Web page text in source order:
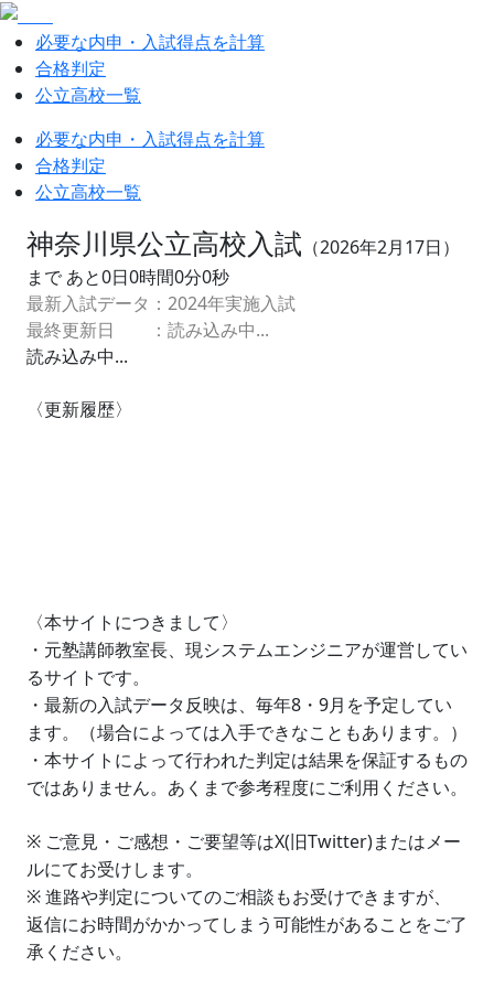
必要な内申・入試得点を計算
合格判定
公立高校一覧
必要な内申・入試得点を計算
合格判定
公立高校一覧
神奈川県公立高校入試 （2026年2月17日）
まで あと0日0時間0分0秒
最新入試データ： 2024年実施入試
最終更新日 ： 読み込み中...
読み込み中...
〈更新履歴〉
〈本サイトにつきまして〉
・元塾講師教室長、現システムエンジニアが運営してい
るサイトです。
・最新の入試データ反映は、毎年8・9月を予定してい
ます。（場合によっては入手できなこともあります。）
・本サイトによって行われた判定は結果を保証するもの
ではありません。あくまで参考程度にご利用ください。
※ ご意見・ご感想・ご要望等はX(旧Twitter)またはメー
ルにてお受けします。
※ 進路や判定についてのご相談もお受けできますが、
返信にお時間がかかってしまう可能性があることをご了
承ください。